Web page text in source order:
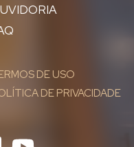
DE USO
DE PRIVACIDADE